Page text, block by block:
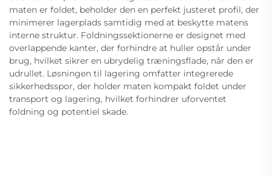
maten er foldet, beholder den en perfekt justeret profil, der
minimerer lagerplads samtidig med at beskytte matens
interne struktur. Foldningssektionerne er designet med
overlappende kanter, der forhindre at huller opstår under
brug, hvilket sikrer en ubrydelig træningsflade, når den er
udrullet. Løsningen til lagering omfatter integrerede
sikkerhedsspor, der holder maten kompakt foldet under
transport og lagering, hvilket forhindrer uforventet
foldning og potentiel skade.